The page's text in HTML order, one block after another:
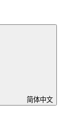
简体中文